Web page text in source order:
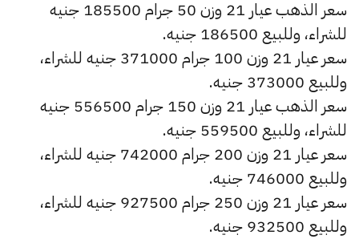
سعر الذهب عيار 21 وزن 50 جرام 185500 جنيه
للشراء، وللبيع 186500 جنيه.
سعر عيار 21 وزن 100 جرام 371000 جنيه للشراء،
وللبيع 373000 جنيه.
سعر الذهب عيار 21 وزن 150 جرام 556500 جنيه
للشراء، وللبيع 559500 جنيه.
سعر عيار 21 وزن 200 جرام 742000 جنيه للشراء،
وللبيع 746000 جنيه.
سعر عيار 21 وزن 250 جرام 927500 جنيه للشراء،
وللبيع 932500 جنيه.